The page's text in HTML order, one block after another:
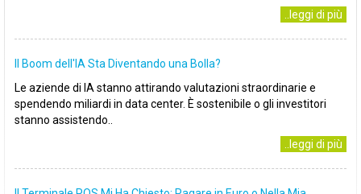
..leggi di più
Il Boom dell'IA Sta Diventando una Bolla?
Le aziende di IA stanno attirando valutazioni straordinarie e
spendendo miliardi in data center. È sostenibile o gli investitori
stanno assistendo..
..leggi di più